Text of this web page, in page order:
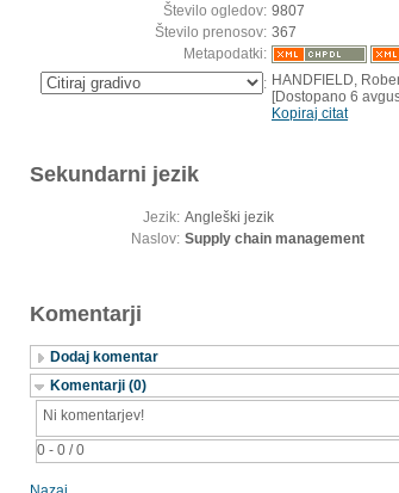
Število ogledov: 9807
Število prenosov: 367
Metapodatki:
: HANDFIELD,
[Dostopano 6
Kopiraj citat
Sekundarni jezik
Jezik: Angleški jezik
Naslov: Supply chain management
Komentarji
Dodaj komentar
Komentarji (0)
0 - 0 / 0
Ni komentarjev!